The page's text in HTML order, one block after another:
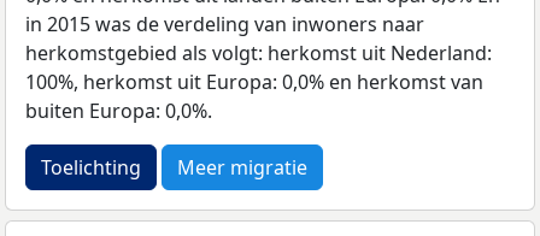
in 2015 was de verdeling van inwoners naar
herkomstgebied als volgt: herkomst uit Nederland:
100%, herkomst uit Europa: 0,0% en herkomst van
buiten Europa: 0,0%.
Toelichting Meer migratie